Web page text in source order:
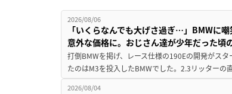
2026/08/06
「いくらなんでも大げさ過ぎ…」BMWに
意外な価格に。おじさん達が少年だった頃
打倒BMWを掲げ、レース仕様の190Eの開発がス
たのはM3を投入したBMWでした。2.3リッター
2026/08/04